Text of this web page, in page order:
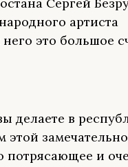
артиста
это большое
делаете в
этой
и